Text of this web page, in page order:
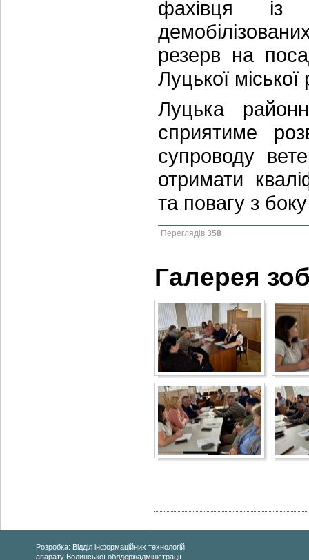
фахівця із
резерв на
Луцької
Луцька
сприятиме
супроводу
отримати
та повагу з
Переглядів 358
Галерея
Розробка: Відділ інформаційних технологій
апарату Волинської облдержадміністрації